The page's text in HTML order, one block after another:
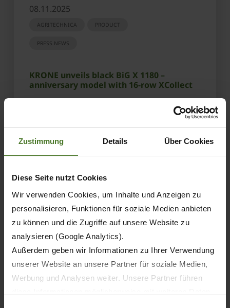
Zustimmung Details Über Cookies
Diese Seite nutzt Cookies
Wir verwenden Cookies, um Inhalte und Anzeigen zu
personalisieren, Funktionen für soziale Medien anbieten
zu können und die Zugriffe auf unsere Website zu
analysieren (Google Analytics).
Außerdem geben wir Informationen zu Ihrer Verwendung
unserer Website an unsere Partner für soziale Medien,
Werbung und Analysen weiter. Unsere Partner führen
08.11.2025
AGRITECHNICA PRODUCT
PRESS NEWS
KRONE unveils black BiG X 1180 –
anniversary model with 16-row XCollect